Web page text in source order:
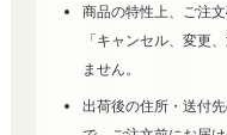
商品の特性上、ご注
「キャンセル、変更
ません。
出荷後の住所・送付